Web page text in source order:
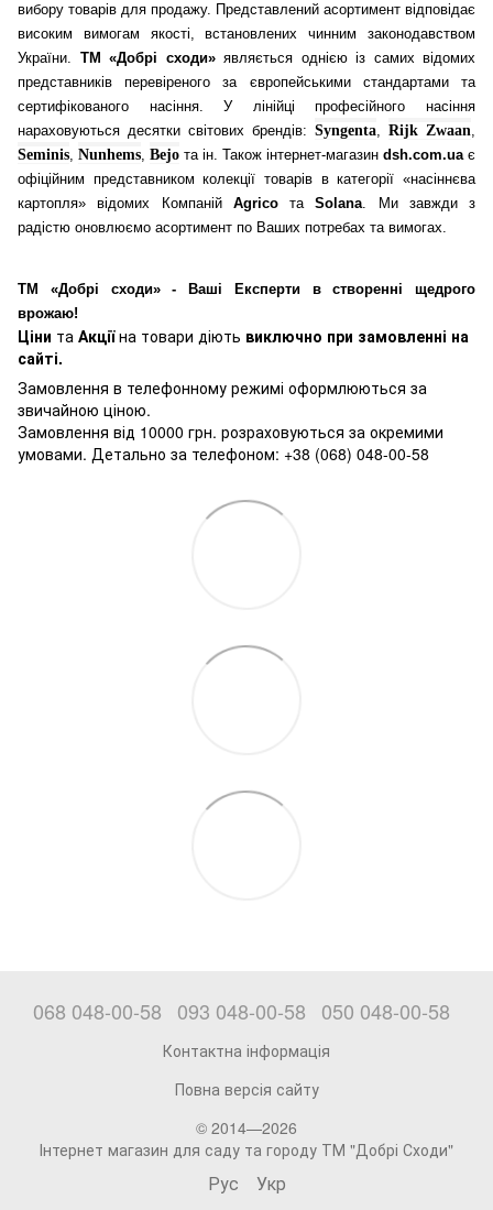
вибору товарів для продажу. Представлений асортимент відповідає
високим вимогам якості, встановлених чинним законодавством
України. ТМ «Добрі сходи»являється однією із самих відомих
представників перевіреного за європейськими стандартами та
сертифікованого насіння. У лінійці професійного насіння
нараховуються десятки світових брендів: Syngenta, Rijk Zwaan,
Seminis, Nunhems, Bejo та ін. Також інтернет-магазин dsh.com.uaє
офіційним представником колекції товарів в категорії «насіннєва
картопля» відомих Компаній AgricoтаSolana. Ми завжди з
радістю оновлюємо асортимент по Ваших потребах та вимогах.
ТМ «Добрі сходи» - Ваші Експерти в створенні щедрого
врожаю!
Ціни та Акціїна товари діють виключно при замовленні на
сайті.
Замовлення в телефонному режимі оформлюються за
звичайною ціною.
Замовлення від 10000 грн. розраховуються за окремими
умовами. Детально за телефоном: +38 (068) 048-00-58
068 048-00-58 093 048-00-58 050 048-00-58
Контактна інформація
Повна версія сайту
© 2014—2026
Інтернет магазин для саду та городу ТМ "Добрі Сходи"
Рус Укр